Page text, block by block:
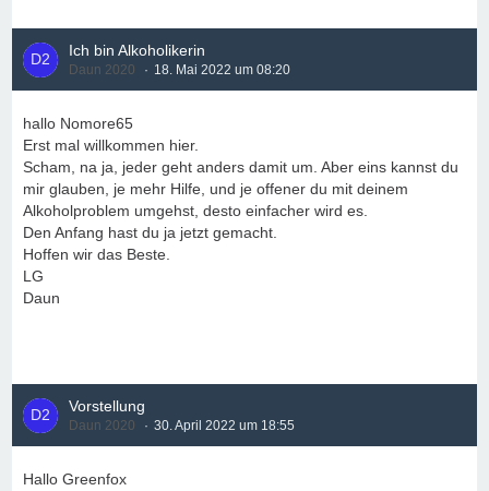
Ich bin Alkoholikerin
Daun 2020 18. Mai 2022 um 08:20
hallo Nomore65
Erst mal willkommen hier.
Scham, na ja, jeder geht anders damit um. Aber eins kannst du
mir glauben, je mehr Hilfe, und je offener du mit deinem
Alkoholproblem umgehst, desto einfacher wird es.
Den Anfang hast du ja jetzt gemacht.
Hoffen wir das Beste.
LG
Daun
Vorstellung
Daun 2020 30. April 2022 um 18:55
Hallo Greenfox